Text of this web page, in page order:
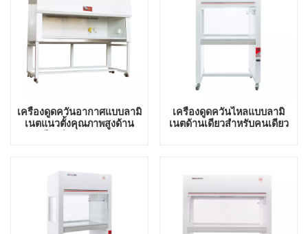
เครื่องดูดควันอากาศแบบลามิ
เนตแนวตั้งคุณภาพสูงด้าน
เครื่องดูดควันไหลแบบลามิ
เนตด้านเดียวสำหรับคนเดียว